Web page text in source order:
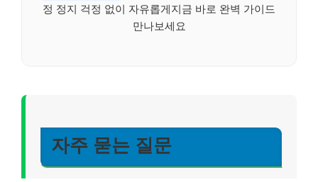
정 정지 걱정 없이 자유롭게지금 바로 완벽 가이드
만나보세요
자주 묻는 질문